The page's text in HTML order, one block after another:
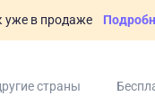
уже в продаже
страны